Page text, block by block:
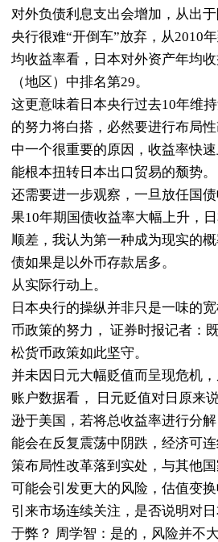
对外负债利息支出会增加，从出
央行很难“开倒车”放弃，从2010
均收益率看，日本对外资产年均
（地区）中排名第29。
这更意味着日本央行过去10年维
的努力将白搭，必然要进行布局
中一个很重要的原因，收益率快
能根本扭转日本出口贸易的颓势。
还需要进一步观察，一旦放任国
果10年期国债收益率大幅上升，
顺差，我认为第一种成为现实的
债如果是以外币存款居多。
从实际行动上。
日本央行的操纵并非只是一味的
币政策的努力， 证券时报记者：
松货币政策如此坚守。
并未因日元大幅贬值而呈现危机
账户数据看， 日元贬值对日原来
逊于美国，若将总收益率进行分
能会在反复震荡中阴跌，经济可
策布局性改革落到实处，与其他
可能会引发更大的风险，估值变
引来市场连续关注，是否说明对
于弊？ 周学智：是的，风险并不